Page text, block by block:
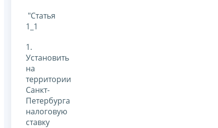
"Статья
1_1
1.
Установить
на
территории
Санкт-
Петербурга
налоговую
ставку